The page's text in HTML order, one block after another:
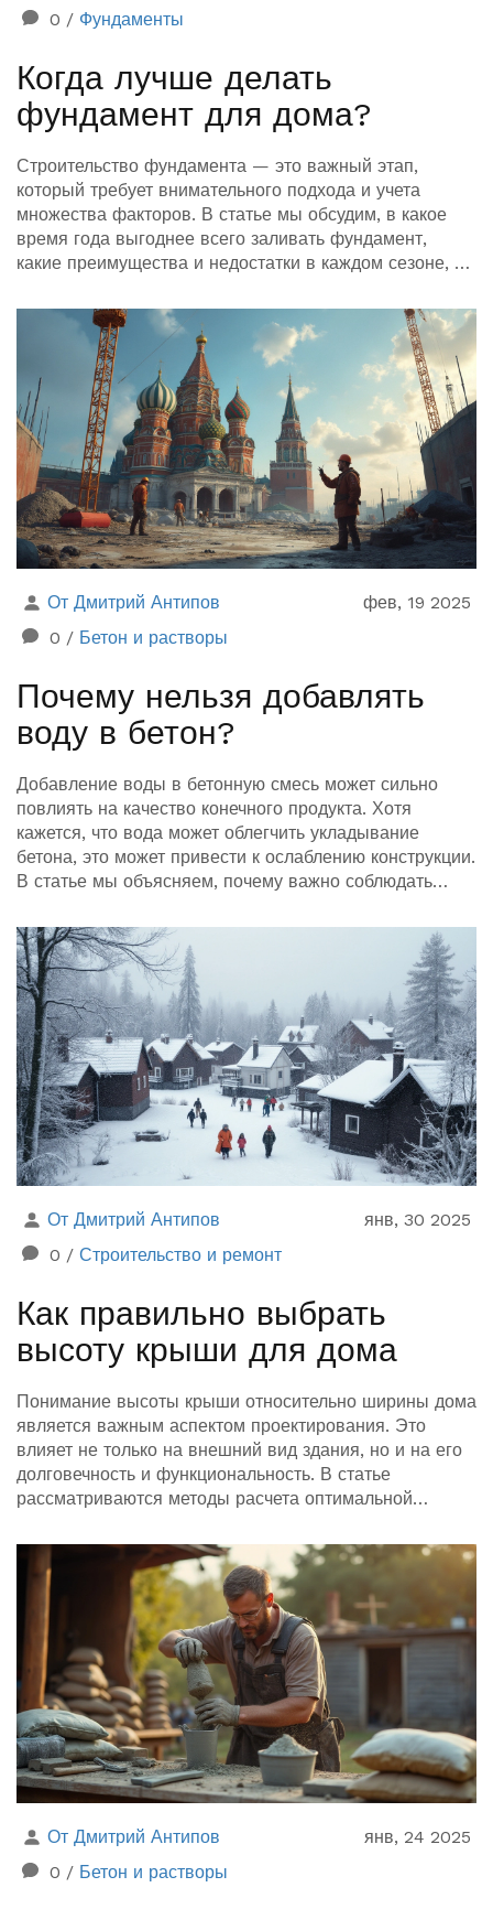
0 / Фундаменты
Когда лучше делать
фундамент для дома?
Строительство фундамента — это важный этап,
который требует внимательного подхода и учета
множества факторов. В статье мы обсудим, в какое
время года выгоднее всего заливать фундамент,
какие преимущества и недостатки в каждом сезоне, и
связанные с погодой. Узнайте, как климатические
условия могут влиять на прочность конструкции и что
нужно учесть при планировании работ. Это будет
особенно полезно для тех, кто собирается построить
свой дом мечты.
От Дмитрий Антипов
фев, 19 2025
0 / Бетон и растворы
Почему нельзя добавлять
воду в бетон?
Добавление воды в бетонную смесь может сильно
повлиять на качество конечного продукта. Хотя
кажется, что вода может облегчить укладывание
бетона, это может привести к ослаблению конструкции.
В статье мы объясняем, почему важно соблюдать
ждать вас при нарушении этого правила. Также
делимся советами профессионалов о правильной
рецептуре бетона.
От Дмитрий Антипов
янв, 30 2025
0 / Строительство и ремонт
Как правильно выбрать
высоту крыши для дома
Понимание высоты крыши относительно ширины дома
является важным аспектом проектирования. Это
влияет не только на внешний вид здания, но и на его
долговечность и функциональность. В статье
рассматриваются методы расчета оптимальной
климатические условия и конструкционные элементы.
Также представлены полезные советы для
самостоятельного расчета и выбора подходящего
решения.
От Дмитрий Антипов
янв, 24 2025
0 / Бетон и растворы